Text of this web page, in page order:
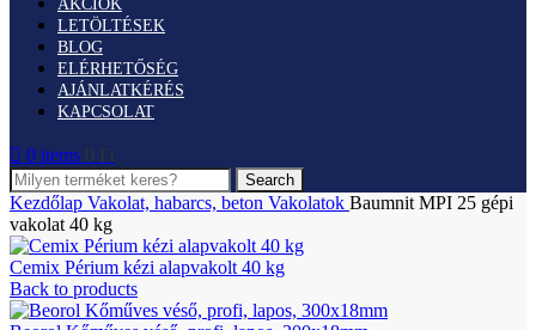
AKCIÓK
LETÖLTÉSEK
BLOG
ELÉRHETŐSÉG
AJÁNLATKÉRÉS
KAPCSOLAT
0 items 0 Ft
Search
Kezdőlap Vakolat, habarcs, beton Vakolatok Baumnit MPI 25 gépi
vakolat 40 kg
Cemix Périum kézi alapvakolt 40 kg
Back to products